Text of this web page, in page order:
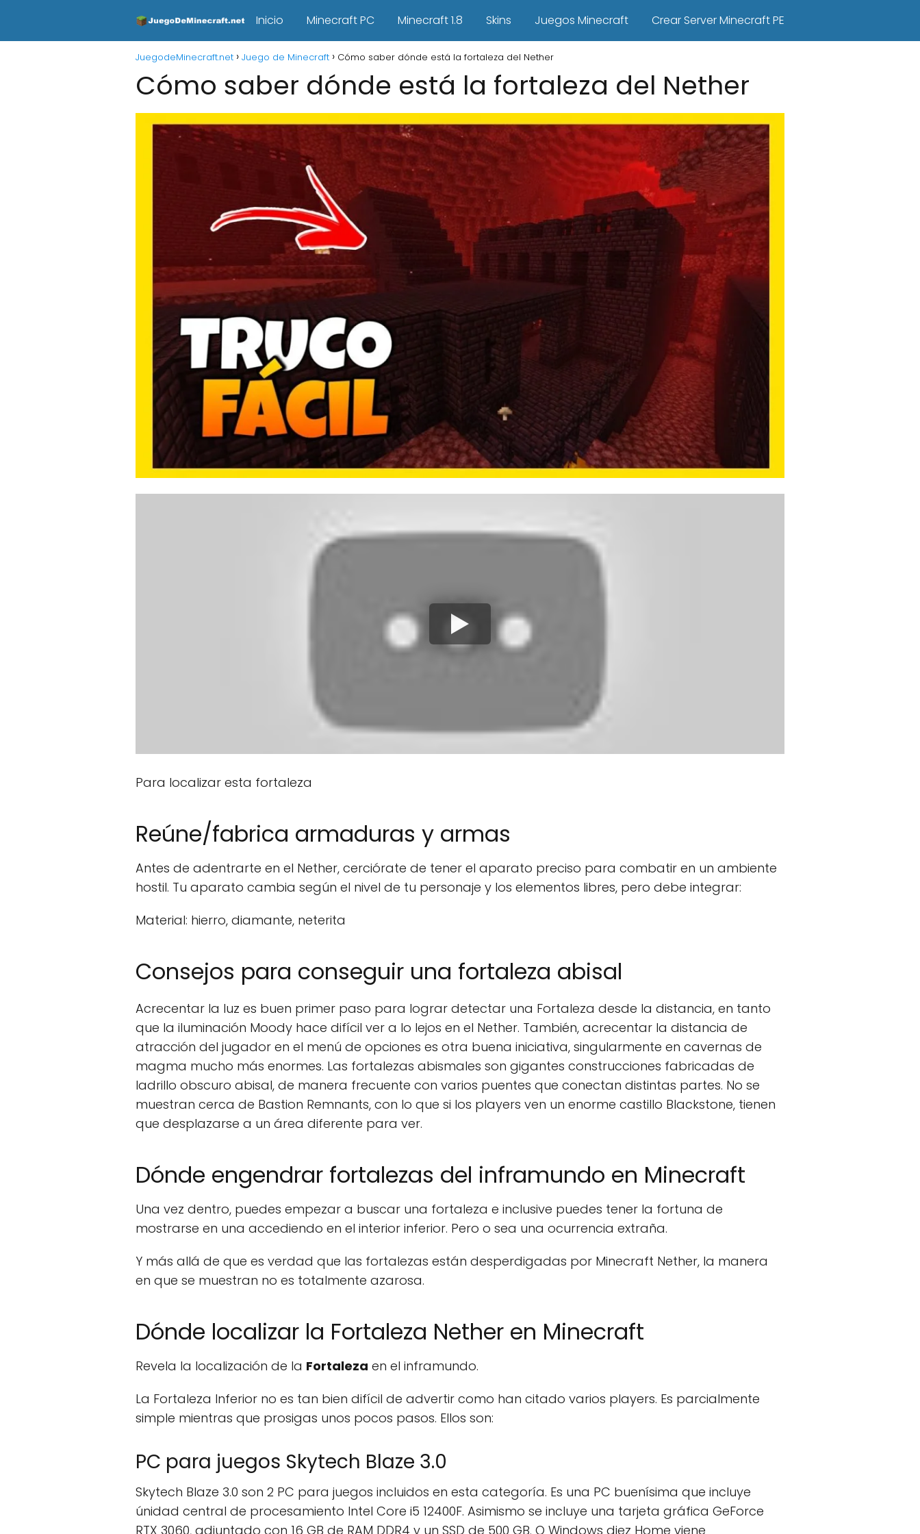
Inicio Minecraft PC Minecraft 1.8 Skins Juegos Minecraft Crear Server Minecraft PE
JuegodeMinecraft.net Juego de Minecraft Cómo saber dónde está la fortaleza del Nether
Cómo saber dónde está la fortaleza del Nether
Para localizar esta fortaleza
Reúne/fabrica armaduras y armas
Antes de adentrarte en el Nether, cerciórate de tener el aparato preciso para combatir en un ambiente
hostil. Tu aparato cambia según el nivel de tu personaje y los elementos libres, pero debe integrar:
Material: hierro, diamante, neterita
Consejos para conseguir una fortaleza abisal
Acrecentar la luz es buen primer paso para lograr detectar una Fortaleza desde la distancia, en tanto
que la iluminación Moody hace difícil ver a lo lejos en el Nether. También, acrecentar la distancia de
atracción del jugador en el menú de opciones es otra buena iniciativa, singularmente en cavernas de
magma mucho más enormes. Las fortalezas abismales son gigantes construcciones fabricadas de
ladrillo obscuro abisal, de manera frecuente con varios puentes que conectan distintas partes. No se
muestran cerca de Bastion Remnants, con lo que si los players ven un enorme castillo Blackstone, tienen
que desplazarse a un área diferente para ver.
Dónde engendrar fortalezas del inframundo en Minecraft
Una vez dentro, puedes empezar a buscar una fortaleza e inclusive puedes tener la fortuna de
mostrarse en una accediendo en el interior inferior. Pero o sea una ocurrencia extraña.
Y más allá de que es verdad que las fortalezas están desperdigadas por Minecraft Nether, la manera
en que se muestran no es totalmente azarosa.
Dónde localizar la Fortaleza Nether en Minecraft
Revela la localización de la Fortaleza en el inframundo.
La Fortaleza Inferior no es tan bien difícil de advertir como han citado varios players. Es parcialmente
simple mientras que prosigas unos pocos pasos. Ellos son:
PC para juegos Skytech Blaze 3.0
Skytech Blaze 3.0 son 2 PC para juegos incluidos en esta categoría. Es una PC buenísima que incluye
únidad central de procesamiento Intel Core i5 12400F. Asimismo se incluye una tarjeta gráfica GeForce
RTX 3060, adjuntado con 16 GB de RAM DDR4 y un SSD de 500 GB. O Windows diez Home viene